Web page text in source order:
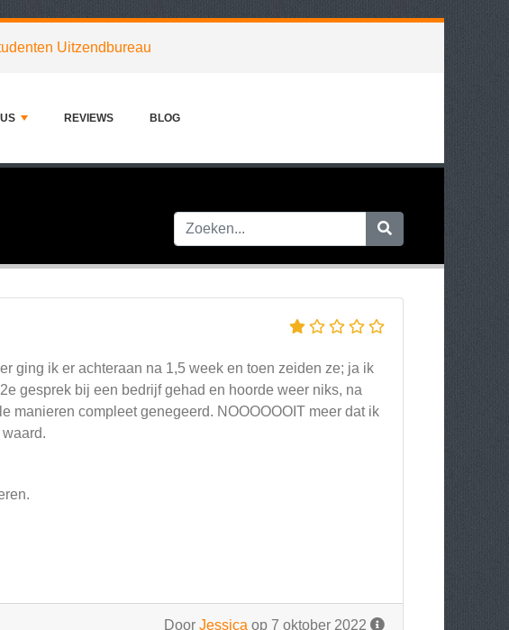
Uitzendbureau
REVIEWS BLOG
ging ik er achteraan na 1,5 week en toen zeiden ze; ja ik
gesprek bij een bedrijf gehad en hoorde weer niks, na
manieren compleet genegeerd. NOOOOOOIT meer dat ik
Door Jessica op 7 oktober 2022